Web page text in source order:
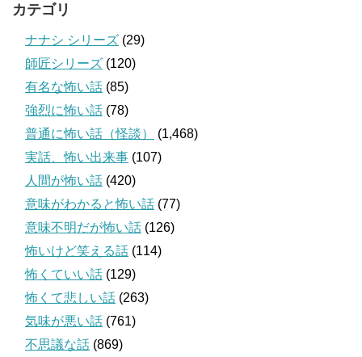
カテゴリ
ナナシ シリーズ (29)
師匠シリーズ (120)
有名な怖い話 (85)
強烈に怖い話 (78)
普通に怖い話（怪談）
(1,468)
実話、怖い出来事 (107)
人間が怖い話 (420)
意味がわかると怖い話 (77)
意味不明だが怖い話 (126)
怖いけど笑える話 (114)
怖くていい話 (129)
怖くて悲しい話 (263)
気味が悪い話 (761)
不思議な話 (869)